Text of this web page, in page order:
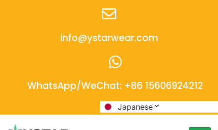
info@ystarwear.com
WhatsApp/WeChat: +86 15606924212
Japanese